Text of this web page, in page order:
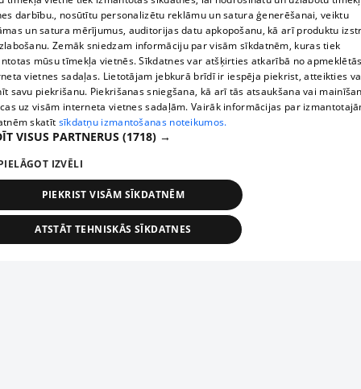
darbību., nosūtītu personalizētu reklāmu un satura ģenerēšanai, veiktu
un satura mērījumus, auditorijas datu apkopošanu, kā arī produktu
Zemāk sniedzam informāciju par visām sīkdatnēm, kuras tiek
mūsu tīmekļa vietnēs. Sīkdatnes var atšķirties atkarībā no
vietnes sadaļas. Lietotājam jebkurā brīdī ir iespēja piekrist, atteikties
savu piekrišanu. Piekrišanas sniegšana, kā arī tās atsaukšana vai
uz visām interneta vietnes sadaļām. Vairāk informācijas par
skatīt sīkdatņu izmantošanas noteikumos.
VISUS PARTNERUS (1718) →
IZVĒLI
PIEKRIST VISĀM SĪKDATNĒM
ATSTĀT TEHNISKĀS SĪKDATNES